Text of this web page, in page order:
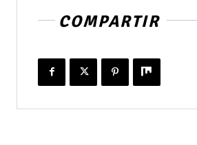
COMPARTIR